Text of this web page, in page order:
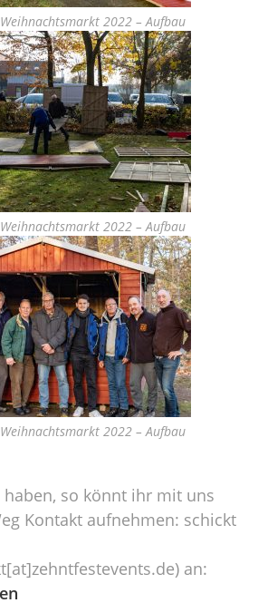
2022 – Aufbau
2022 – Aufbau
2022 – Aufbau
haben, so könnt ihr mit uns
Kontakt aufnehmen: schickt
an: